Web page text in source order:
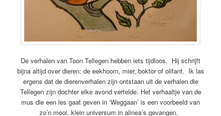
De verhalen van Toon Tellegen hebben iets tijdloos. Hij schrijft
bijna altijd over dieren: de eekhoorn, mier, boktor of olifant. Ik las
ergens dat de dierenverhalen zijn ontstaan uit de verhalen die
Tellegen zijn dochter elke avond vertelde. Het verhaaltje van de
mus die een les gaat geven in ‘Weggaan’ is een voorbeeld van
zo’n mooi, klein universum in alinea’s gevangen.